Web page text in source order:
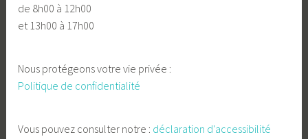
de 8h00 à 12h00
et 13h00 à 17h00
Nous protégeons votre vie privée :
Politique de confidentialité
Vous pouvez consulter notre : déclaration d'accessibilité